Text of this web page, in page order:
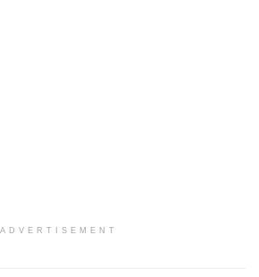
ADVERTISEMENT